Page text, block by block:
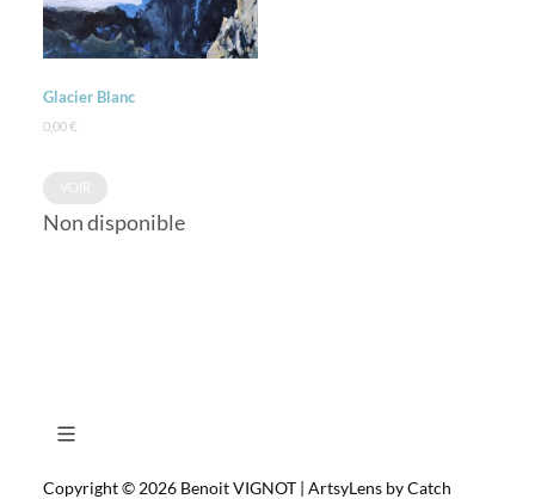
Glacier Blanc
0,00€
Non disponible
Copyright © 2026 Benoit VIGNOT | ArtsyLens byCatch